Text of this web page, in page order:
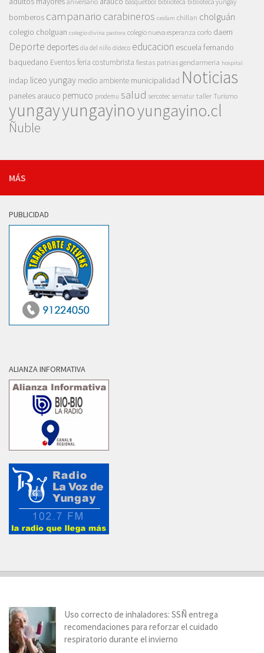
biblioteca yungay
bomberos campanario carabineros cesfam chillan cholguán
colegio cholguan colegio divina pastora colegio nueva esperanza corfo daem
Deporte deportes dia del niño dideco educacion escuela fernando
baquedano Eventosferia costumbrista fiestas patrias gendarmeria hospital
indap liceo yungay medio ambiente municipalidad Noticias
paneles arauco pemuco prodemu salud sercotec sernatur taller Turismo
yungayyungayinoyungayino.cl
Ñuble
MÁS
PUBLICIDAD
ALIANZA INFORMATIVA
Uso correcto de inhaladores: SSÑ entrega
recomendaciones para reforzar el cuidado
respiratorio durante el invierno